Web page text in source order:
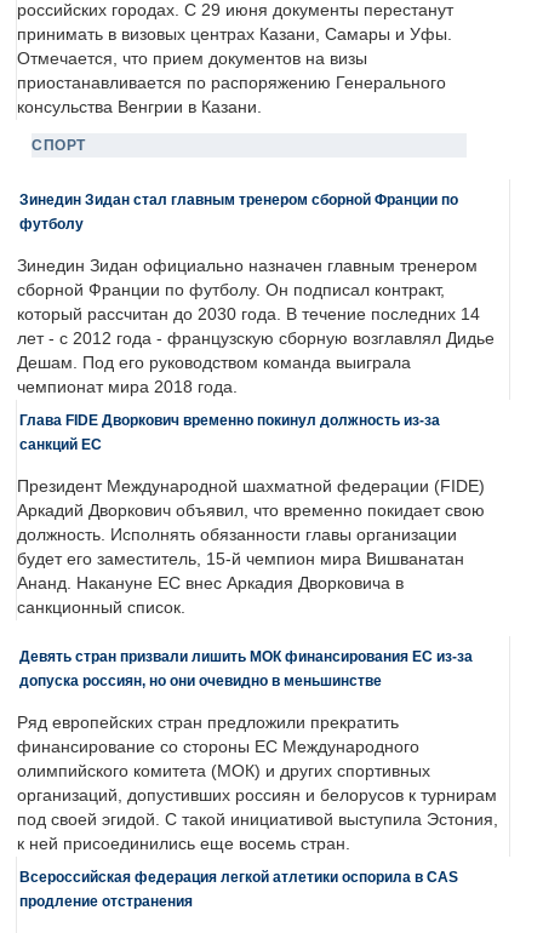
российских городах. С 29 июня документы перестанут
принимать в визовых центрах Казани, Самары и Уфы.
Отмечается, что прием документов на визы
приостанавливается по распоряжению Генерального
консульства Венгрии в Казани.
СПОРТ
Зинедин Зидан стал главным тренером сборной Франции по
футболу
Зинедин Зидан официально назначен главным тренером
сборной Франции по футболу. Он подписал контракт,
который рассчитан до 2030 года. В течение последних 14
лет - с 2012 года - французскую сборную возглавлял Дидье
Дешам. Под его руководством команда выиграла
чемпионат мира 2018 года.
Глава FIDE Дворкович временно покинул должность из-за
санкций ЕС
Президент Международной шахматной федерации (FIDE)
Аркадий Дворкович объявил, что временно покидает свою
должность. Исполнять обязанности главы организации
будет его заместитель, 15-й чемпион мира Вишванатан
Ананд. Накануне ЕС внес Аркадия Дворковича в
санкционный список.
Девять стран призвали лишить МОК финансирования ЕС из-за
допуска россиян, но они очевидно в меньшинстве
Ряд европейских стран предложили прекратить
финансирование со стороны ЕС Международного
олимпийского комитета (МОК) и других спортивных
организаций, допустивших россиян и белорусов к турнирам
под своей эгидой. С такой инициативой выступила Эстония,
к ней присоединились еще восемь стран.
Всероссийская федерация легкой атлетики оспорила в CAS
продление отстранения